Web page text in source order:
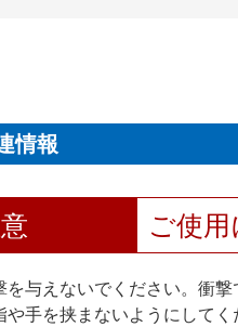
情報
ご使
与えないでください。衝撃
手を挟まないようにしてく